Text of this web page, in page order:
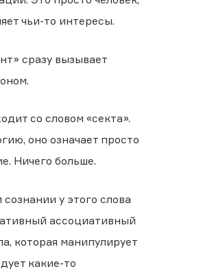
чьи-то интересы.
сразу вызывает
со словом «секта».
оно означает просто
Ничего больше.
у этого слова
ассоциативный
которая манипулирует
какие-то